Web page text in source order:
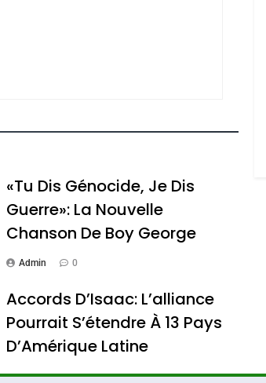
«Tu Dis Génocide, Je Dis
Guerre»: La Nouvelle
Chanson De Boy George
Admin 0
Accords D’Isaac: L’alliance
Pourrait S’étendre À 13 Pays
D’Amérique Latine
Admin 0